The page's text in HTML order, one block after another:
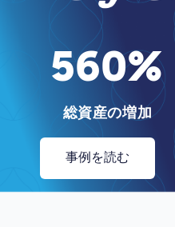
560%
総資産の増加
事例を読む